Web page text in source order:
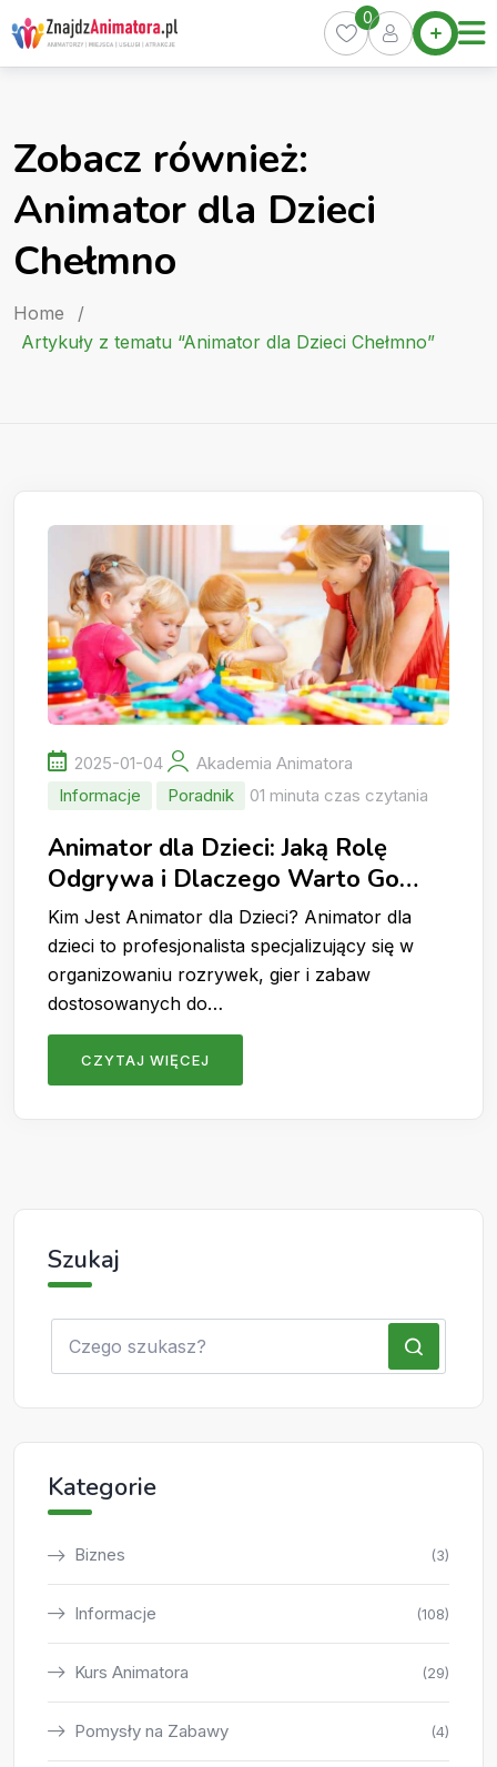
Skip
to
content
Home
Oferty
Kurs
0
Zobacz również:
Animator dla Dzieci
Chełmno
Home
/
Artykuły z tematu “Animator dla Dzieci Chełmno”
2025-01-04
Akademia Animatora
Informacje
Poradnik 01 minuta czas czytania
Animator dla Dzieci: Jaką Rolę
Odgrywa i Dlaczego Warto Go
Wynająć?
Kim Jest Animator dla Dzieci? Animator dla
dzieci to profesjonalista specjalizujący się w
organizowaniu rozrywek, gier i zabaw
dostosowanych do…
CZYTAJ WIĘCEJ
Szukaj
Kategorie
Biznes (3)
Informacje (108)
Kurs Animatora (29)
Pomysły na Zabawy (4)